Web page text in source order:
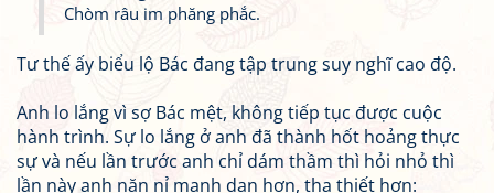
Chòm râu im phăng phắc.
Tư thế ấy biểu lộ Bác đang tập trung suy nghĩ cao độ.
Anh lo lắng vì sợ Bác mệt, không tiếp tục được cuộc
hành trình. Sự lo lắng ở anh đã thành hốt hoảng thực
sự và nếu lần trước anh chỉ dám thầm thì hỏi nhỏ thì
lần này anh năn nỉ mạnh dạn hơn, tha thiết hơn: